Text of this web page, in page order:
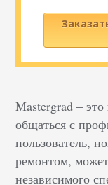
Mastergrad –
общаться с
пользователь,
ремонтом,
независимого